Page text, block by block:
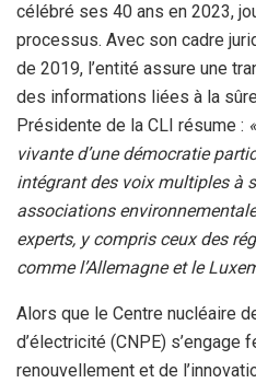
célébré ses 40 ans en 2023,
processus. Avec son cadre
de 2019, l’entité assure une
des informations liées à la
Présidente de la CLI résume :
vivante d’une démocratie
intégrant des voix multiples à
associations
experts, y compris ceux des
comme l’Allemagne et le
Alors que le Centre nucléaire
d’électricité (CNPE) s’engage
renouvellement et de